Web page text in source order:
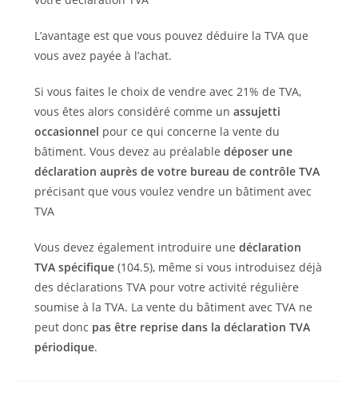
L’avantage est que vous pouvez déduire la TVA que
vous avez payée à l’achat.
Si vous faites le choix de vendre avec 21% de TVA,
vous êtes alors considéré comme un assujetti
occasionnel pour ce qui concerne la vente du
bâtiment. Vous devez au préalable déposer une
déclaration auprès de votre bureau de contrôle TVA
précisant que vous voulez vendre un bâtiment avec
TVA
Vous devez également introduire une déclaration
TVA spécifique (104.5), même si vous introduisez déjà
des déclarations TVA pour votre activité régulière
soumise à la TVA. La vente du bâtiment avec TVA ne
peut donc pas être reprise dans la déclaration TVA
périodique.